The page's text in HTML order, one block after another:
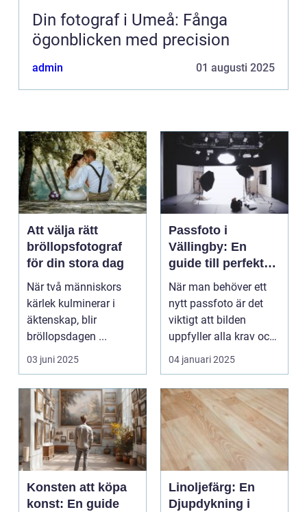
Din fotograf i Umeå: Fånga
ögonblicken med precision
admin 01 augusti 2025
Att välja rätt
bröllopsfotograf
för din stora dag
När två människors
kärlek kulminerar i
äktenskap, blir
bröllopsdagen ...
03 juni 2025
Passfoto i
Vällingby: En
guide till perfekta
bilder
När man behöver ett
nytt passfoto är det
viktigt att bilden
uppfyller alla krav och
s...
04 januari 2025
Konsten att köpa
konst: En guide
Linoljefärg: En
Djupdykning i